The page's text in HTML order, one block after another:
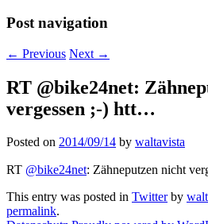
Post navigation
← Previous Next →
RT @bike24net:
vergessen ;-) htt…
Posted on 2014/09/14 by waltavista
RT @bike24net: Zähneputzen nicht
This entry was posted in Twitterby
permalink.